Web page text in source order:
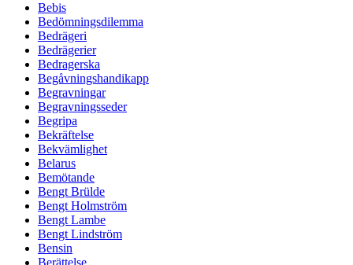
Bebis
Bedömningsdilemma
Bedrägeri
Bedrägerier
Bedragerska
Begåvningshandikapp
Begravningar
Begravningsseder
Begripa
Bekräftelse
Bekvämlighet
Belarus
Bemötande
Bengt Brülde
Bengt Holmström
Bengt Lambe
Bengt Lindström
Bensin
Berättelse